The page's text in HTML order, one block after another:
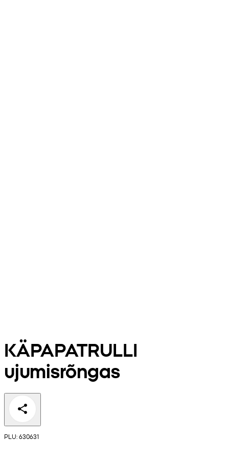
KÄPAPATRULLI
ujumisrõngas
PLU: 630631